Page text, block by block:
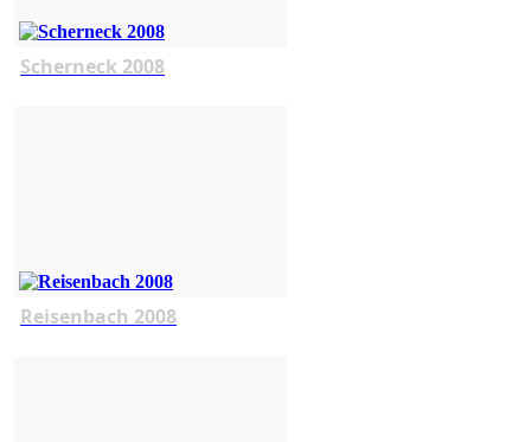
Scherneck 2008
Reisenbach 2008